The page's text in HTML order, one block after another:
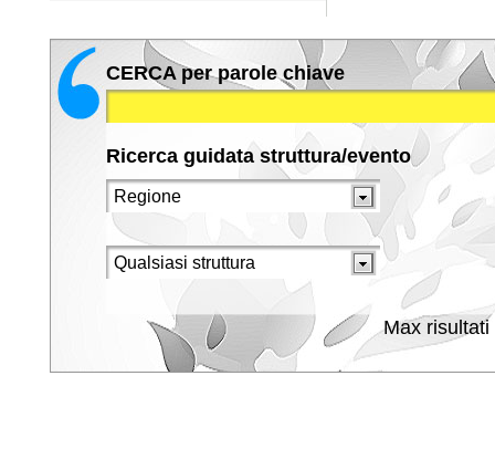
CERCA per parole chiave
Ricerca guidata struttura/evento
Max risultati